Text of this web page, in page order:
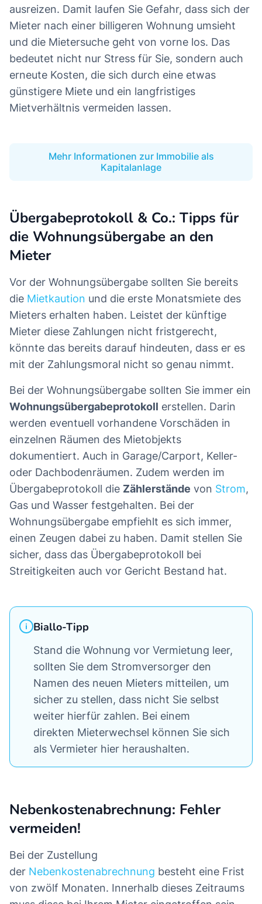
ausreizen. Damit laufen Sie Gefahr, dass sich der
Mieter nach einer billigeren Wohnung umsieht
und die Mietersuche geht von vorne los. Das
bedeutet nicht nur Stress für Sie, sondern auch
erneute Kosten, die sich durch eine etwas
günstigere Miete und ein langfristiges
Mietverhältnis vermeiden lassen.
Mehr Informationen zur Immobilie als
Kapitalanlage
Übergabeprotokoll & Co.: Tipps für
die Wohnungsübergabe an den
Mieter
Vor der Wohnungsübergabe sollten Sie bereits
die Mietkaution und die erste Monatsmiete des
Mieters erhalten haben. Leistet der künftige
Mieter diese Zahlungen nicht fristgerecht,
könnte das bereits darauf hindeuten, dass er es
mit der Zahlungsmoral nicht so genau nimmt.
Bei der Wohnungsübergabe sollten Sie immer ein
Wohnungsübergabeprotokoll erstellen. Darin
werden eventuell vorhandene Vorschäden in
einzelnen Räumen des Mietobjekts
dokumentiert. Auch in Garage/Carport, Keller-
oder Dachbodenräumen. Zudem werden im
Übergabeprotokoll die Zählerstände von Strom,
Gas und Wasser festgehalten. Bei der
Wohnungsübergabe empfiehlt es sich immer,
einen Zeugen dabei zu haben. Damit stellen Sie
sicher, dass das Übergabeprotokoll bei
Streitigkeiten auch vor Gericht Bestand hat.
Biallo-Tipp
Stand die Wohnung vor Vermietung leer,
sollten Sie dem Stromversorger den
Namen des neuen Mieters mitteilen, um
sicher zu stellen, dass nicht Sie selbst
weiter hierfür zahlen. Bei einem
direkten Mieterwechsel können Sie sich
als Vermieter hier heraushalten.
Nebenkostenabrechnung: Fehler
vermeiden!
Bei der Zustellung
der Nebenkostenabrechnung besteht eine Frist
von zwölf Monaten. Innerhalb dieses Zeitraums